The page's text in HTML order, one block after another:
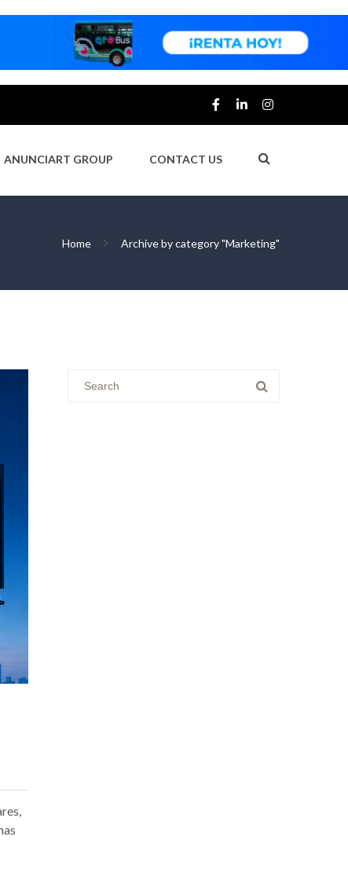
ANUNCIART GROUP CONTACT US
Home Archive by category "Marketing"